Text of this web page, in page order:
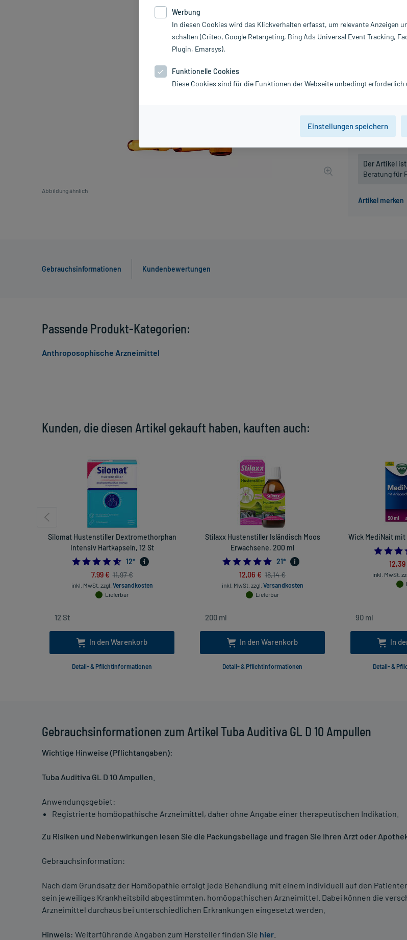
Abbildung ähnlich
Grundpreis:
10 ml , D5
Der Artikel
Beratung für
Hersteller:
Gebrauchsinformationen Kundenbewertungen
Gebrauchsinformationen zum Artikel Tuba Auditiva GL D 10 Ampullen
Wichtige Hinweise (Pflichtangaben):
Tuba Auditiva GL D 10 Ampullen
Anwendungsgebiet:
Registrierte homöopathische Arzneimittel, daher ohne Angabe einer therapeutischen Indikation.
Zu Risiken und Nebenwirkungen lesen Sie die Packungsbeilage und fragen Sie Ihren Arzt oder
Gebrauchsinformation:
Nach dem Grundsatz der Homöopathie erfolgt jede Behandlung mit einem individuell auf den
sein jeweiliges Krankheitsbild abgestimmten, homöopathischen Arzneimittel. Dabei können die
Arzneimittel durchaus bei unterschiedlichen Erkrankungen eingesetzt werden.
Hinweis: Weiterführende Angaben zum Hersteller finden Sie hier
Kunden, die diesen Artikel gekauft haben, kauften auch:
Silomat Hustenstiller Dextromethorphan
Intensiv Hartkapseln, 12 St
4.583333333333333
12*
7,99 € 11,97 €
inkl. MwSt. zzgl. Versandkosten
Lieferbar
In den Warenkorb
Detail- & Pflichtinformationen
Stilaxx Hustenstiller Isländisch Moos
Erwachsene, 200 ml
5.0
21*
12,06 € 18,14 €
inkl. MwSt. zzgl. Versandkosten
Lieferbar
In den Warenkorb
Detail- & Pflichtinformationen
Wick MediNait
inkl. MwSt.
In
Detail- &
Passende Produkt-Kategorien:
Anthroposophische Arzneimittel
Werbung
In diesen Cookies wird das Klickverhalten erfasst, um relevante Anzeigen
schalten (Criteo, Google Retargeting, Bing Ads Universal Event Tracking,
Plugin, Emarsys).
Funktionelle Cookies
Diese Cookies sind für die Funktionen der Webseite unbedingt
Einstellungen speichern